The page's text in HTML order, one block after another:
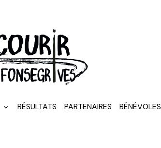
RÉSULTATS PARTENAIRES BÉNÉVOLES